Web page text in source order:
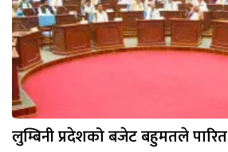
लुम्बिनी प्रदेशको बजेट बहुमतले पारित